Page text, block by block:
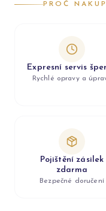
PROČ
Expresní servis
Rychlé opravy a
Pojištění zásilek
zdarma
Bezpečné doručení